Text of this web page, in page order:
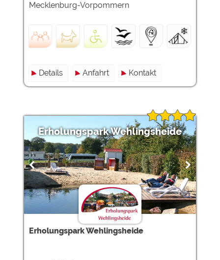
Mecklenburg-Vorpommern
Details Anfahrt Kontakt
Erholungspark Wehlingsheide
Erholungspark Wehlingsheide